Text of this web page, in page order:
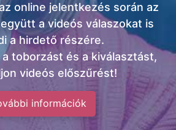
online jelentkezés során az
a videós válaszokat is
a hirdető részére.
toborzást és a kiválasztást,
videós előszűrést!
információk